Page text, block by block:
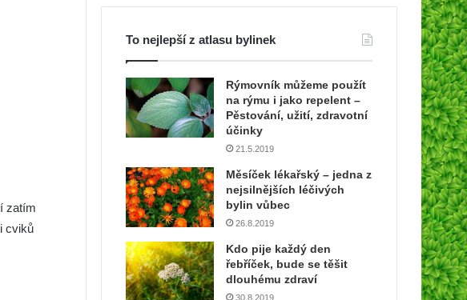
zatím
cviků
To nejlepší z atlasu bylinek
Rýmovník můžeme použít
na rýmu i jako repelent –
Pěstování, užití, zdravotní
účinky
21.5.2019
Měsíček lékařský – jedna z
nejsilnějších léčivých
bylin vůbec
26.8.2019
Kdo pije každý den
řebříček, bude se těšit
dlouhému zdraví
30.8.2019